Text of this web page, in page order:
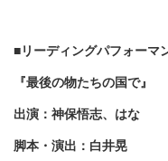
■リーディングパフォーマ
『最後の物たちの国で』
出演：神保悟志、はな
脚本・演出：白井晃